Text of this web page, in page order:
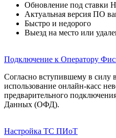
Обновление под ставки
Актуальная версия ПО
Быстро и недорого
Выезд на место или
Подключение к Оператору
Согласно вступившему в силу
использование онлайн-касс
предварительного
Данных (ОФД).
Настройка ТС ПИоТ